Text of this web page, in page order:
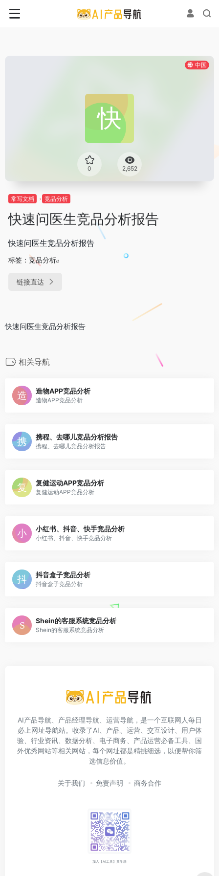
中国
0 2,652
常写文档 竞品分析
快速问医生竞品分析报告
快速问医生竞品分析报告
标签： 竞品分析
链接直达
快速问医生竞品分析报告
相关导航
造物APP竞品分析
造物APP竞品分析
携程、去哪儿竞品分析报告
携程、去哪儿竞品分析报告
复健运动APP竞品分析
复健运动APP竞品分析
小红书、抖音、快手竞品分析
小红书、抖音、快手竞品分析
抖音盒子竞品分析
抖音盒子竞品分析
Shein的客服系统竞品分析
Shein的客服系统竞品分析
AI产品导航、产品经理导航、运营导航，是一个互联网人每日
必上网址导航站。收录了AI、产品、运营、交互设计、用户体
验、行业资讯、数据分析、电子商务、产品运营必备工具、国
外优秀网站等相关网站，每个网址都是精挑细选，以便帮你筛
选信息价值。
关于我们 免责声明 商务合作
加入【AI工具】共学群